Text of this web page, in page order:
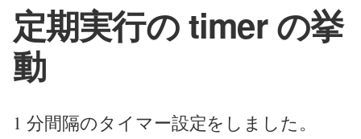
定期実行の timer の挙
動
1 分間隔のタイマー設定をしました。